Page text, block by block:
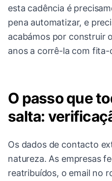
esta cadência é
pena automatizar, e
acabámos por construir o
anos a corrê-la com fita-
O passo que
salta:
Os dados de contacto
natureza. As empresas
reatribuídos, o email no